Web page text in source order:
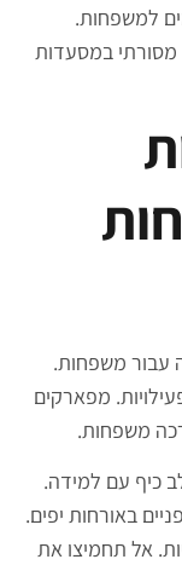
למשפחות.
מסורתי במסעדות
עבור משפחות.
מפארקים
משפחות.
כיף עם למידה.
באורחות יפים.
אל תחמיצו את